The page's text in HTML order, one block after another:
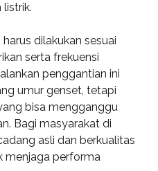
dilakukan sesuai
serta frekuensi
penggantian ini
umur genset, tetapi
bisa mengganggu
Bagi masyarakat di
asli dan berkualitas
menjaga performa